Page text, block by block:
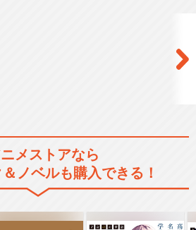
銀河鉄道999 君は母のよう
に愛せるか！！
メストアなら
ノベルも購入できる！